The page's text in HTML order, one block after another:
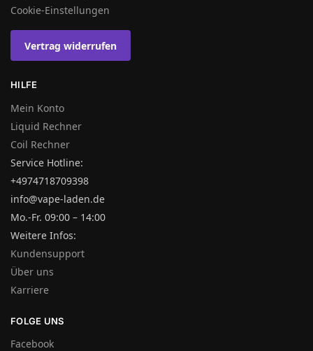
Cookie-Einstellungen
Vertrag widerrufen
HILFE
Mein Konto
Liquid Rechner
Coil Rechner
Service Hotline:
+4974718709398
info@vape-laden.de
Mo.-Fr. 09:00 – 14:00
Weitere Infos:
Kundensupport
Über uns
Karriere
FOLGE UNS
Facebook